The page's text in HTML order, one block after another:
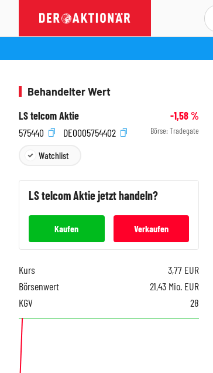
Behandelter Wert
LS telcom Aktie
-1,58%
575440
DE0005754402 Börse: Tradegate
Watchlist
LS telcomAktie jetzt handeln?
Kaufen Verkaufen
Kurs 3,77 EUR
Börsenwert
21,43 Mio. EUR
KGV
28